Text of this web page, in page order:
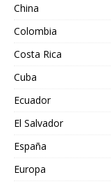
China
Colombia
Costa Rica
Cuba
Ecuador
El Salvador
España
Europa